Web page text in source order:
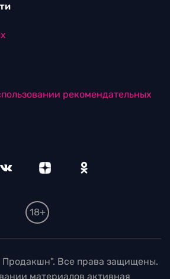
рекомендательных
18+
Все права защищены.
материалов активная